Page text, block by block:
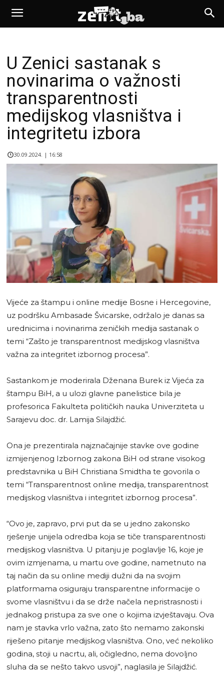
U Zenici sastanak s
novinarima o važnosti
transparentnosti
medijskog vlasništva i
integritetu izbora
30.09.2024. | 16:58
Vijeće za štampu i online medije Bosne i Hercegovine,
uz podršku Ambasade Švicarske, održalo je danas sa
urednicima i novinarima zeničkih medija sastanak o
temi “Zašto je transparentnost medijskog vlasništva
važna za integritet izbornog procesa”.
Sastankom je moderirala Dženana Burek iz Vijeća za
štampu BiH, a u ulozi glavne panelistice bila je
profesorica Fakulteta političkih nauka Univerziteta u
Sarajevu doc. dr. Lamija Silajdžić.
Ona je prezentirala najznačajnije stavke ove godine
izmijenjenog Izbornog zakona BiH od strane visokog
predstavnika u BiH Christiana Smidtha te govorila o
temi “Transparentnost online medija, transparentnost
medijskog vlasništva i integritet izbornog procesa”.
“Ovo je, zapravo, prvi put da se u jedno zakonsko
rješenje unijela odredba koja se tiče transparentnosti
medijskog vlasništva. U pitanju je poglavlje 16, koje je
ovim izmjenama, u martu ove godine, nametnuto na
taj način da su online mediji dužni da na svojim
platformama osiguraju transparentne informacije o
svome vlasništvu i da se drže načela nepristrasnosti i
jednakog pristupa za sve one o kojima izvještavaju. Ova
nam je stavka vrlo važna, zato što nemamo zakonski
riješeno pitanje medijskog vlasništva. Ono, već nekoliko
godina, stoji u nacrtu, ali, očigledno, nema dovoljno
sluha da se nešto takvo usvoji”, naglasila je Silajdžić.